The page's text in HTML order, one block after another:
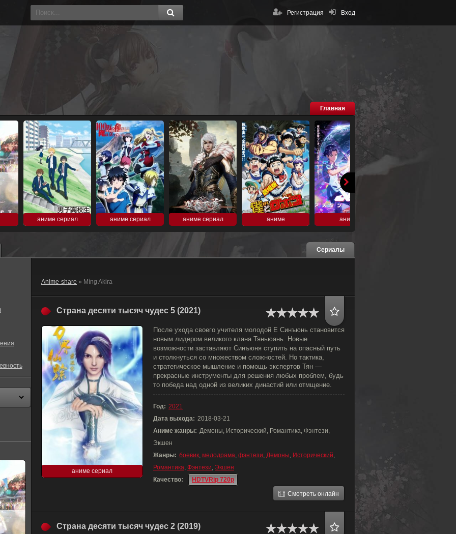
Вход
Регистрация
Главная
аниме сериал аниме сериал аниме сериал аниме аниме
Сериалы
Anime-share » Míng Akira
Страна десяти тысяч чудес 5 (2021)
аниме сериал
После ухода своего учителя молодой Е Синъюнь становится
новым лидером великого клана Тяньюань. Новые
возможности заставляют Синъюня ступить на опасный путь
и столкнуться со множеством сложностей. Но тактика,
стратегическое мышление и помощь экспертов Тян —
прекрасные инструменты для решения любых проблем, будь
то победа над одной из великих династий или отмщение.
Год: 2021
Дата выхода: 2018-03-21
Аниме жанры: Демоны, Исторический, Романтика, Фэнтези,
Экшен
Жанры: боевик, мелодрама, фэнтези, Демоны, Исторический,
Романтика, Фэнтези, Экшен
Качество:
HDTVRip 720p
Смотреть онлайн
Страна десяти тысяч чудес 2 (2019)